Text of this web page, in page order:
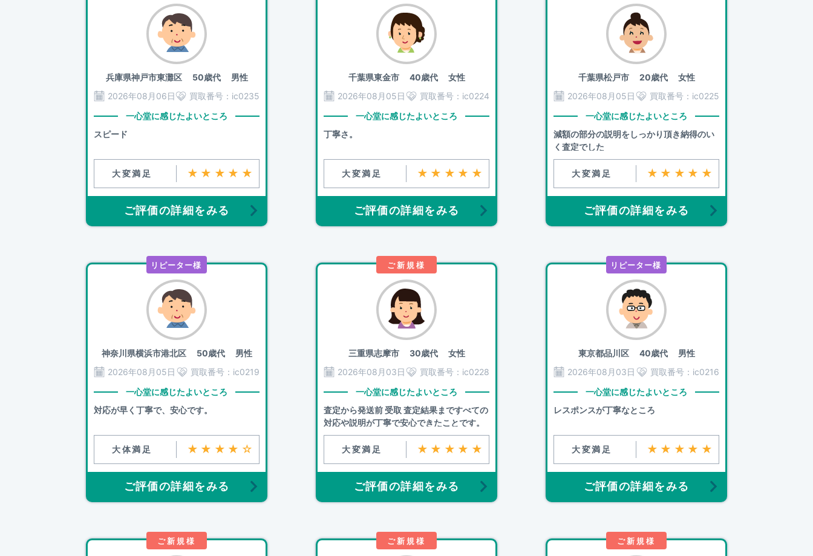
兵庫県神戸市東灘区50歳代 男性
2026年08月06日
買取番号： ic0235
一心堂に感じたよいところ
スピード
大変満足 ★★★★★
ご評価の詳細をみる
千葉県東金市40歳代 女性
2026年08月05日
買取番号： ic0224
一心堂に感じたよいところ
丁寧さ。
大変満足 ★★★★★
ご評価の詳細をみる
千葉県松戸市20歳代 女性
2026年08月05日
買取番号： ic0225
一心堂に感じたよいところ
減額の部分の説明をしっかり頂き納得のい
く査定でした
大変満足 ★★★★★
ご評価の詳細をみる
リピーター様
神奈川県横浜市港北区50歳代 男性
2026年08月05日
買取番号： ic0219
一心堂に感じたよいところ
対応が早く丁寧で、安心です。
大体満足 ★★★★☆
ご評価の詳細をみる
ご新規様
三重県志摩市30歳代 女性
2026年08月03日
買取番号： ic0228
一心堂に感じたよいところ
査定から発送前 受取 査定結果まですべての
対応や説明が丁寧で安心できたことです。
大変満足 ★★★★★
ご評価の詳細をみる
リピーター様
東京都品川区40歳代 男性
2026年08月03日
買取番号： ic0216
一心堂に感じたよいところ
レスポンスが丁寧なところ
大変満足 ★★★★★
ご評価の詳細をみる
ご新規様 ご新規様 ご新規様